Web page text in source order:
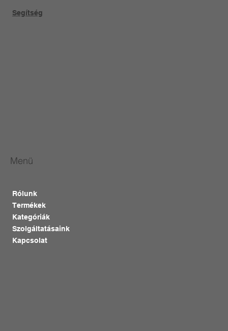
Segítség
Menü
Rólunk
Termékek
Kategóriák
Szolgáltatásaink
Kapcsolat